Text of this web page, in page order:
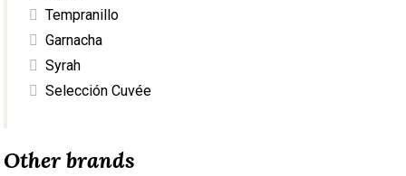
Tempranillo
Garnacha
Syrah
Selección Cuvée
Other brands